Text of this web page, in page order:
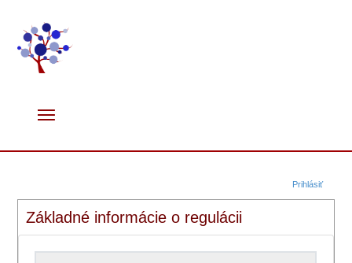
Prihlásiť
Základné informácie o regulácii